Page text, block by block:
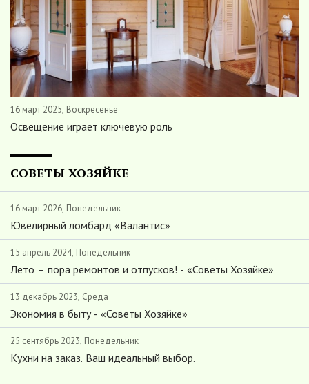
16 март 2025, Воскресенье
Освещение играет ключевую роль
СОВЕТЫ ХОЗЯЙКЕ
16 март 2026, Понедельник
Ювелирный ломбард «Валантис»
15 апрель 2024, Понедельник
Лето – пора ремонтов и отпусков! - «Советы Хозяйке»
13 декабрь 2023, Среда
Экономия в быту - «Советы Хозяйке»
25 сентябрь 2023, Понедельник
Кухни на заказ. Ваш идеальный выбор.